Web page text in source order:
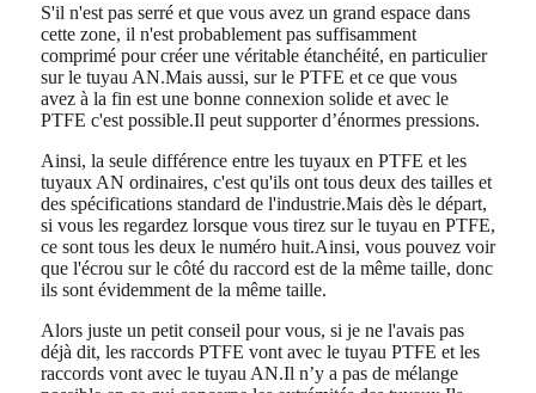
S'il n'est pas serré et que vous avez un grand espace dans
cette zone, il n'est probablement pas suffisamment
comprimé pour créer une véritable étanchéité, en particulier
sur le tuyau AN.Mais aussi, sur le PTFE et ce que vous
avez à la fin est une bonne connexion solide et avec le
PTFE c'est possible.Il peut supporter d’énormes pressions.
Ainsi, la seule différence entre les tuyaux en PTFE et les
tuyaux AN ordinaires, c'est qu'ils ont tous deux des tailles et
des spécifications standard de l'industrie.Mais dès le départ,
si vous les regardez lorsque vous tirez sur le tuyau en PTFE,
ce sont tous les deux le numéro huit.Ainsi, vous pouvez voir
que l'écrou sur le côté du raccord est de la même taille, donc
ils sont évidemment de la même taille.
Alors juste un petit conseil pour vous, si je ne l'avais pas
déjà dit, les raccords PTFE vont avec le tuyau PTFE et les
raccords vont avec le tuyau AN.Il n’y a pas de mélange